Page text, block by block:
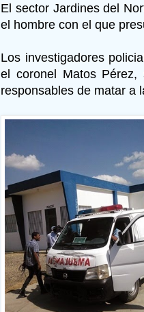
El sector Jardines del
el hombre con el que
Los investigadores
el coronel Matos
responsables de matar a